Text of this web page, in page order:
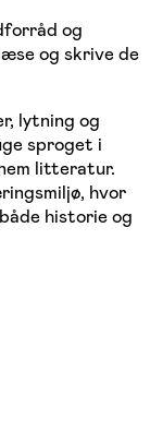
og
og skrive de
lytning og
sproget i
litteratur.
hvor
historie og